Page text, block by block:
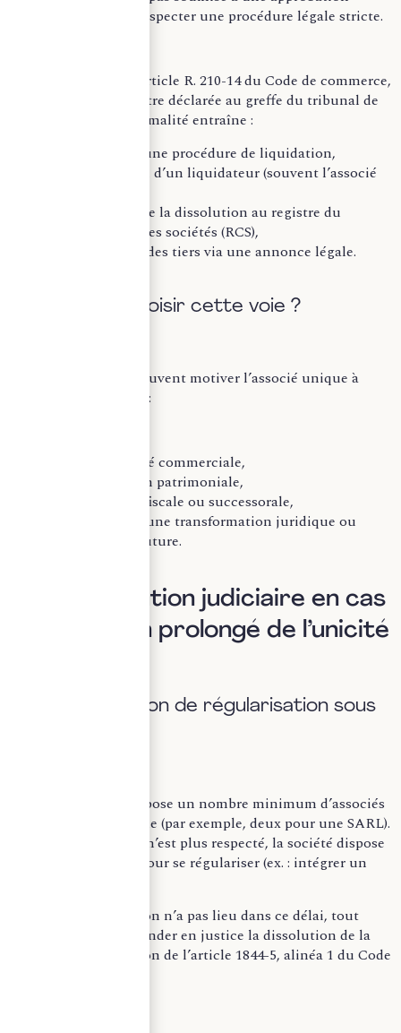
externe, mais doit respecter une procédure légale stricte.
Conformément à l’article R. 210-14 du Code de commerce,
la dissolution doit être déclarée au greffe du tribunal de
commerce. Cette formalité entraîne :
L’ouverture d’une procédure de liquidation,
La nomination d’un liquidateur (souvent l’associé
L’inscription de la dissolution au registre du
commerce et des sociétés (RCS),
L’information des tiers via une annonce légale.
B. Pourquoi choisir cette voie ?
Plusieurs raisons peuvent motiver l’associé unique à
dissoudre la société :
Fin de l’activité commerciale,
Réorganisation patrimoniale,
Optimisation fiscale ou successorale,
Préparation d’une transformation juridique ou
d’une fusion future.
II. La dissolution judiciaire en cas
de maintien prolongé de l’unicité
A. Une obligation de régularisation sous
Le droit français impose un nombre minimum d’associés
selon la forme sociale (par exemple, deux pour une SARL).
Lorsque ce nombre n’est plus respecté, la société dispose
d’un délai d’un an pour se régulariser (ex. : intégrer un
Si cette régularisation n’a pas lieu dans ce délai, tout
intéressé peut demander en justice la dissolution de la
société en application de l’article 1844-5, alinéa 1 du Code